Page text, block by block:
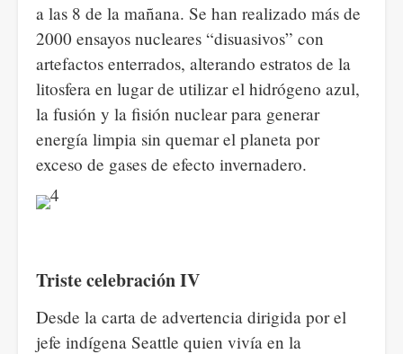
a las 8 de la mañana. Se han realizado más de
2000 ensayos nucleares “disuasivos” con
artefactos enterrados, alterando estratos de la
litosfera en lugar de utilizar el hidrógeno azul,
la fusión y la fisión nuclear para generar
energía limpia sin quemar el planeta por
exceso de gases de efecto invernadero.
Triste celebración IV
Desde la carta de advertencia dirigida por el
jefe indígena Seattle quien vivía en la